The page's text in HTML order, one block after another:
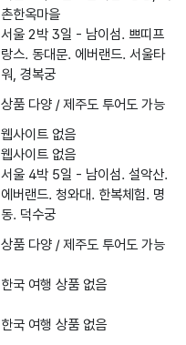
촌한옥마을
서울 2박 3일 - 남이섬. 쁘띠프
랑스. 동대문. 에버랜드. 서울타
워, 경복궁
상품 다양 / 제주도 투어도 가능
웹사이트 없음
웹사이트 없음
서울 4박 5일 - 남이섬. 설악산.
에버랜드. 청와대. 한복체험. 명
동. 덕수궁
상품 다양 / 제주도 투어도 가능
한국 여행 상품 없음
한국 여행 상품 없음